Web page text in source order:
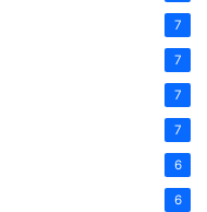
7
7
7
7
6
6